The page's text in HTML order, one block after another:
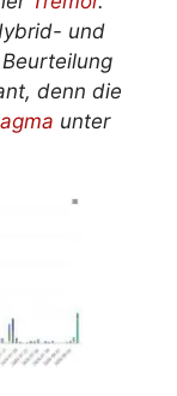
und
denn die
unter